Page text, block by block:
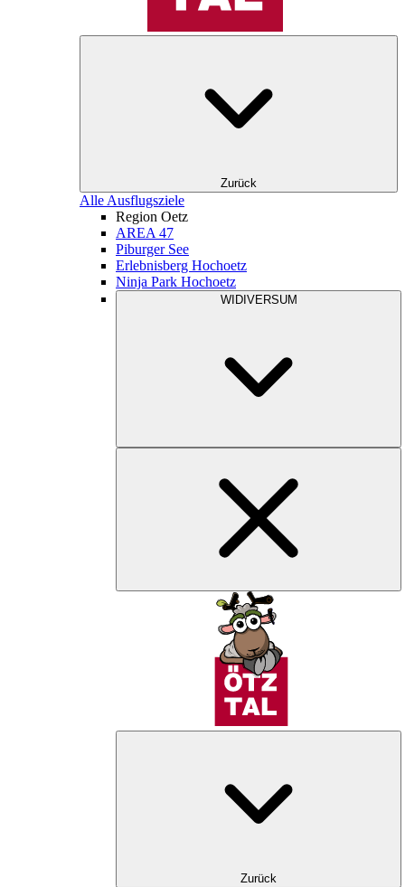
Zurück
Alle Ausflugsziele
Region Oetz
AREA 47
Piburger See
Erlebnisberg Hochoetz
Ninja Park Hochoetz
WIDIVERSUM
Zurück